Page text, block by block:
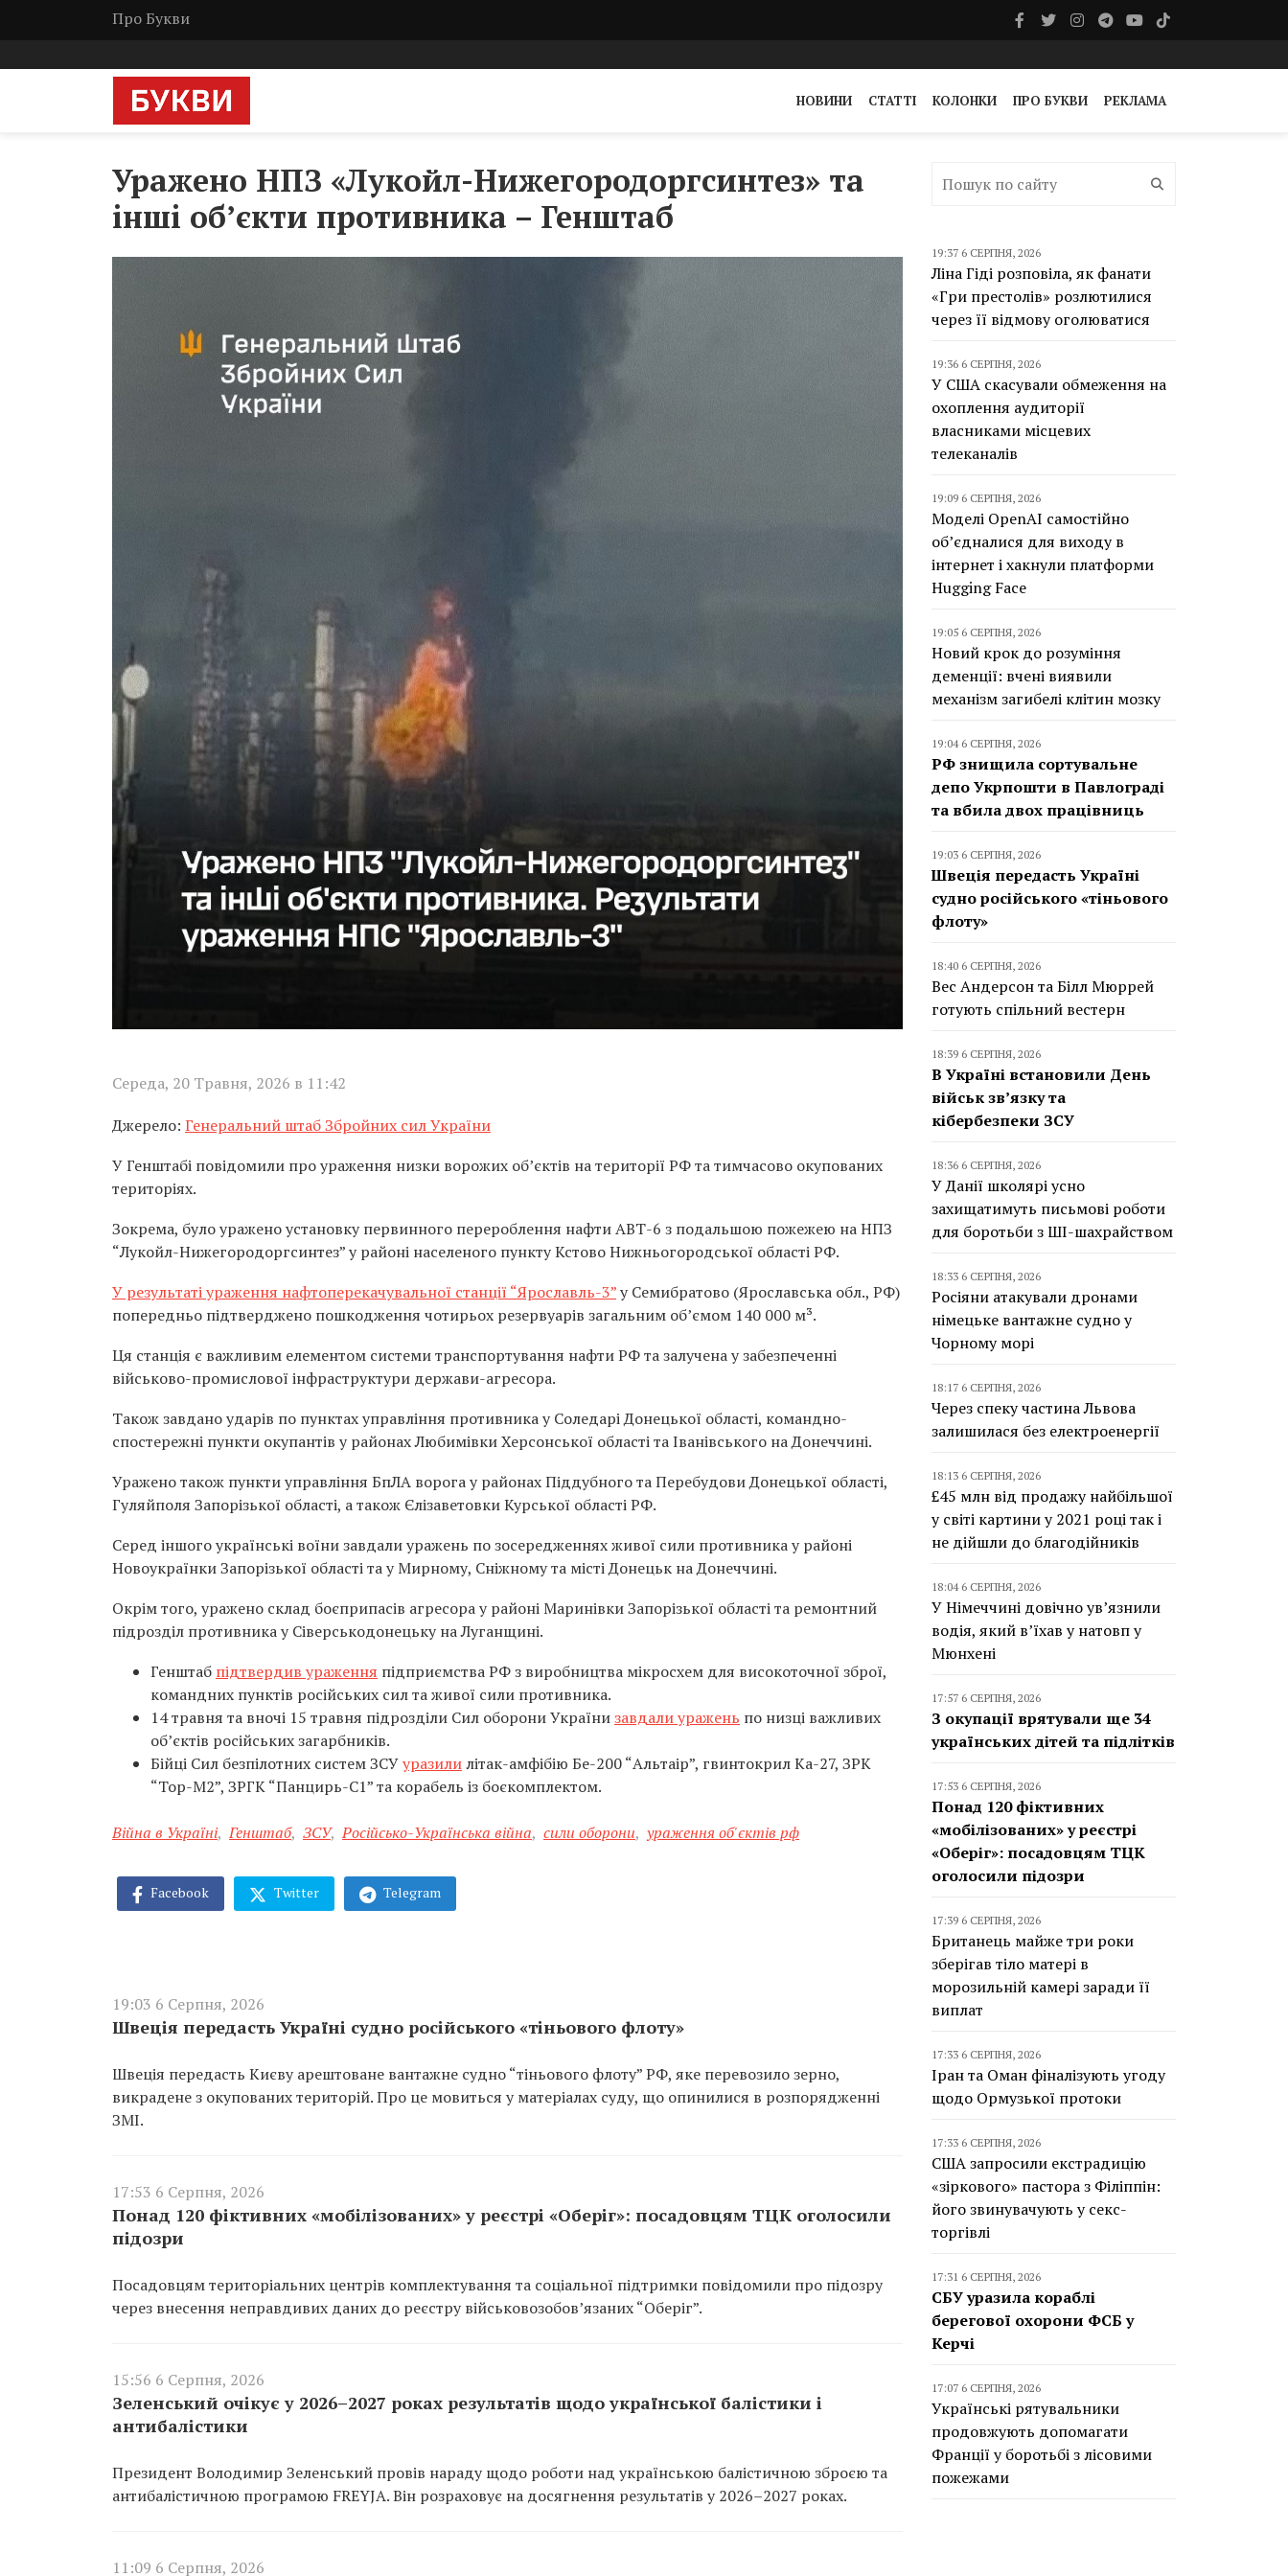
Про Букви
НОВИНИ СТАТТІ КОЛОНКИ ПРО БУКВИ РЕКЛАМА
Уражено НПЗ «Лукойл-Нижегородоргсинтез» та
інші об’єкти противника – Генштаб
Середа, 20 Травня, 2026 в 11:42
Джерело: Генеральний штаб Збройних сил України
У Генштабі повідомили про ураження низки ворожих об’єктів на території РФ та тимчасово окупованих
територіях.
Зокрема, було уражено установку первинного перероблення нафти АВТ-6 з подальшою пожежею на НПЗ
“Лукойл-Нижегородоргсинтез” у районі населеного пункту Кстово Нижньогородської області РФ.
У результаті ураження нафтоперекачувальної станції “Ярославль-3”у Семибратово (Ярославська обл., РФ)
попередньо підтверджено пошкодження чотирьох резервуарів загальним об’ємом 140 000 м³.
Ця станція є важливим елементом системи транспортування нафти РФ та залучена у забезпеченні
військово-промислової інфраструктури держави-агресора.
Також завдано ударів по пунктах управління противника у Соледарі Донецької області, командно-
спостережні пункти окупантів у районах Любимівки Херсонської області та Іванівського на Донеччині.
Уражено також пункти управління БпЛА ворога у районах Піддубного та Перебудови Донецької області,
Гуляйполя Запорізької області, а також Єлізаветовки Курської області РФ.
Серед іншого українські воїни завдали уражень по зосередженнях живої сили противника у районі
Новоукраїнки Запорізької області та у Мирному, Сніжному та місті Донецьк на Донеччині.
Окрім того, уражено склад боєприпасів агресора у районі Маринівки Запорізької області та ремонтний
підрозділ противника у Сіверськодонецьку на Луганщині.
Генштаб підтвердив ураження підприємства РФ з виробництва мікросхем для високоточної зброї,
командних пунктів російських сил та живої сили противника.
14 травня та вночі 15 травня підрозділи Сил оборони Українизавдали уражень по низці важливих
об’єктів російських загарбників.
Бійці Сил безпілотних систем ЗСУуразилилітак-амфібію Бе-200 “Альтаір”, гвинтокрил Ка-27, ЗРК
“Тор-М2”, ЗРГК “Панцирь-С1” та корабель із боєкомплектом.
Війна в Україні, Генштаб, ЗСУ, Російсько-Українська війна, сили оборони, ураження об'єктів рф
Facebook Twitter Telegram
19:03 6 Серпня, 2026
Швеція передасть Україні судно російського «тіньового флоту»
Швеція передасть Києву арештоване вантажне судно “тіньового флоту” РФ, яке перевозило зерно,
викрадене з окупованих територій. Про це мовиться у матеріалах суду, що опинилися в розпорядженні
ЗМІ.
17:53 6 Серпня, 2026
Понад 120 фіктивних «мобілізованих» у реєстрі «Оберіг»: посадовцям ТЦК оголосили
підозри
Посадовцям територіальних центрів комплектування та соціальної підтримки повідомили про підозру
через внесення неправдивих даних до реєстру військовозобов’язаних “Оберіг”.
15:56 6 Серпня, 2026
Зеленський очікує у 2026–2027 роках результатів щодо української балістики і
антибалістики
Президент Володимир Зеленський провів нараду щодо роботи над українською балістичною зброєю та
антибалістичною програмою FREYJA. Він розраховує на досягнення результатів у 2026–2027 роках.
11:09 6 Серпня, 2026
19:37 6 СЕРПНЯ, 2026
Ліна Гіді розповіла, як фанати
«Гри престолів» розлютилися
через її відмову оголюватися
19:36 6 СЕРПНЯ, 2026
У США скасували обмеження на
охоплення аудиторії
власниками місцевих
телеканалів
19:09 6 СЕРПНЯ, 2026
Моделі OpenAI самостійно
об’єдналися для виходу в
інтернет і хакнули платформи
Hugging Face
19:05 6 СЕРПНЯ, 2026
Новий крок до розуміння
деменції: вчені виявили
механізм загибелі клітин мозку
19:04 6 СЕРПНЯ, 2026
РФ знищила сортувальне
депо Укрпошти в Павлограді
та вбила двох працівниць
19:03 6 СЕРПНЯ, 2026
Швеція передасть Україні
судно російського «тіньового
флоту»
18:40 6 СЕРПНЯ, 2026
Вес Андерсон та Білл Мюррей
готують спільний вестерн
18:39 6 СЕРПНЯ, 2026
В Україні встановили День
військ зв’язку та
кібербезпеки ЗСУ
18:36 6 СЕРПНЯ, 2026
У Данії школярі усно
захищатимуть письмові роботи
для боротьби з ШІ-шахрайством
18:33 6 СЕРПНЯ, 2026
Росіяни атакували дронами
німецьке вантажне судно у
Чорному морі
18:17 6 СЕРПНЯ, 2026
Через спеку частина Львова
залишилася без електроенергії
18:13 6 СЕРПНЯ, 2026
£45 млн від продажу найбільшої
у світі картини у 2021 році так і
не дійшли до благодійників
18:04 6 СЕРПНЯ, 2026
У Німеччині довічно ув’язнили
водія, який в’їхав у натовп у
Мюнхені
17:57 6 СЕРПНЯ, 2026
З окупації врятували ще 34
українських дітей та підлітків
17:53 6 СЕРПНЯ, 2026
Понад 120 фіктивних
«мобілізованих» у реєстрі
«Оберіг»: посадовцям ТЦК
оголосили підозри
17:39 6 СЕРПНЯ, 2026
Британець майже три роки
зберігав тіло матері в
морозильній камері заради її
виплат
17:33 6 СЕРПНЯ, 2026
Іран та Оман фіналізують угоду
щодо Ормузької протоки
17:33 6 СЕРПНЯ, 2026
США запросили екстрадицію
«зіркового» пастора з Філіппін:
його звинувачують у секс-
торгівлі
17:31 6 СЕРПНЯ, 2026
СБУ уразила кораблі
берегової охорони ФСБ у
Керчі
17:07 6 СЕРПНЯ, 2026
Українські рятувальники
продовжують допомагати
Франції у боротьбі з лісовими
пожежами